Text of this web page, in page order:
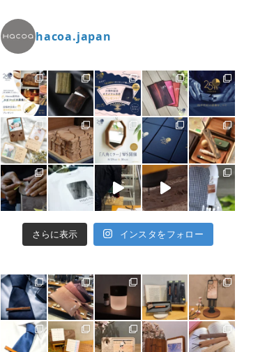
hacoa.japan
さらに表示 インスタをフォロー